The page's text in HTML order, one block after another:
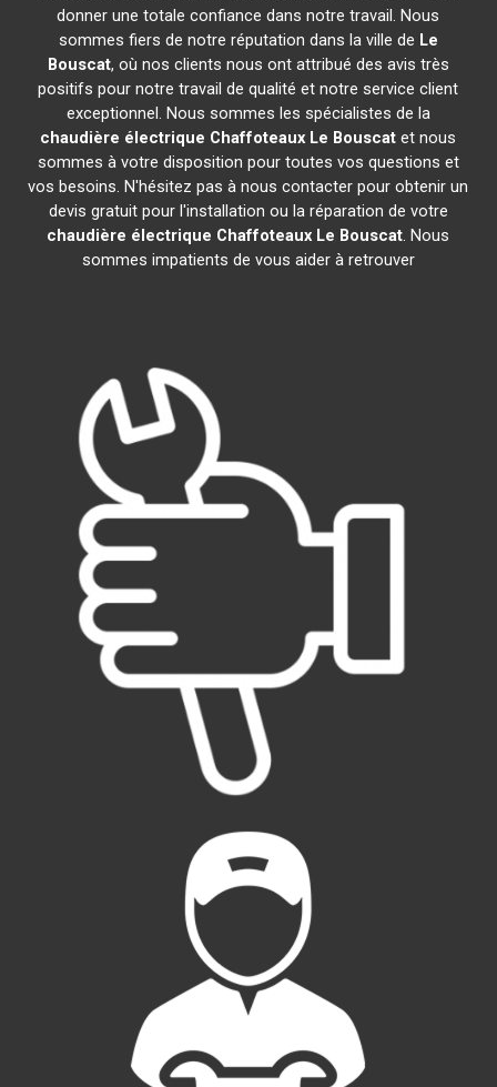
donner une totale confiance dans notre travail. Nous
sommes fiers de notre réputation dans la ville de Le
Bouscat, où nos clients nous ont attribué des avis très
positifs pour notre travail de qualité et notre service client
exceptionnel. Nous sommes les spécialistes de la
chaudière électrique Chaffoteaux Le Bouscat et nous
sommes à votre disposition pour toutes vos questions et
vos besoins. N'hésitez pas à nous contacter pour obtenir un
devis gratuit pour l'installation ou la réparation de votre
chaudière électrique Chaffoteaux Le Bouscat. Nous
sommes impatients de vous aider à retrouver